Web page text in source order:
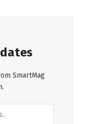
SmartMag